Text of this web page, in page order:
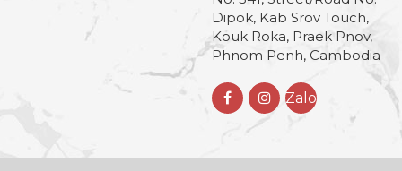
Dipok, Kab Srov Touch,
Kouk Roka, Praek Pnov,
Phnom Penh, Cambodia
Zalo